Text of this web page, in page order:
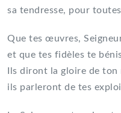
sa tendresse, pour
Que tes œuvres,
et que tes fidèles te
Ils diront la gloire de ton
ils parleront de tes